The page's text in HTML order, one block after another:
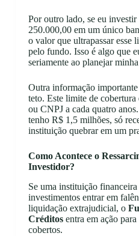
Por outro lado, se eu
250.000,00 em um único
o valor que ultrapassar esse
pelo fundo. Isso é algo que
seriamente ao planejar
Outra informação
teto. Este limite de
ou CNPJ a cada quatro
tenho R$ 1,5 milhões, só
instituição quebrar em um
Como Acontece o
Investidor?
Se uma instituição
investimentos entrar em
liquidação extrajudicial, o
Créditosentra em ação para
cobertos.